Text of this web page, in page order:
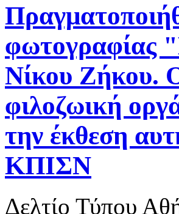
φωτογραφίας
Νίκου Ζήκου.
φιλοζωική
την έκθεση
ΚΠΙΣΝ
Δελτίο Τύπου